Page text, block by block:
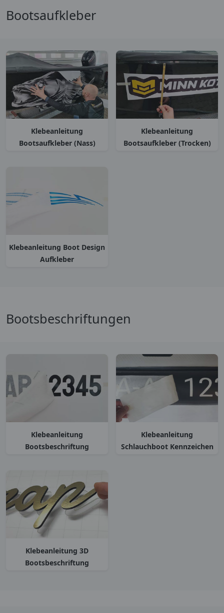
Bootsaufkleber
Klebeanleitung
Bootsaufkleber (Nass)
Klebeanleitung
Bootsaufkleber (Trocken)
Klebeanleitung Boot Design
Aufkleber
Bootsbeschriftungen
Klebeanleitung
Bootsbeschriftung
Klebeanleitung
Schlauchboot Kennzeichen
Klebeanleitung 3D
Bootsbeschriftung